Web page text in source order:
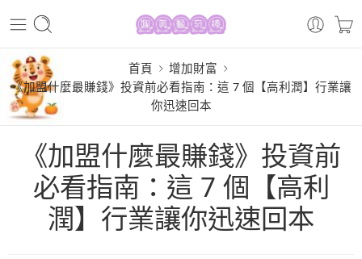
首頁
增加財富
《加盟什麼最賺錢》投資前必看指南：這 7 個【高利潤】行業讓
你迅速回本
《加盟什麼最賺錢》投資前
必看指南：這 7 個【高利
潤】行業讓你迅速回本